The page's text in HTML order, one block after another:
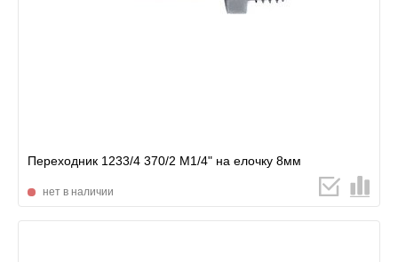
Переходник 1233/4 370/2 М1/4" на елочку 8мм
нет в наличии